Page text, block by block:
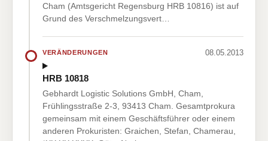
Cham (Amtsgericht Regensburg HRB 10816) ist auf
Grund des Verschmelzungsvert…
VERÄNDERUNGEN 08.05.2013
HRB 10818
Gebhardt Logistic Solutions GmbH, Cham,
Frühlingsstraße 2-3, 93413 Cham. Gesamtprokura
gemeinsam mit einem Geschäftsführer oder einem
anderen Prokuristen: Graichen, Stefan, Chamerau,